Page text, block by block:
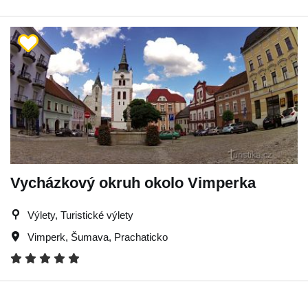
Vycházkový okruh okolo Vimperka
Výlety, Turistické výlety
Vimperk, Šumava, Prachaticko